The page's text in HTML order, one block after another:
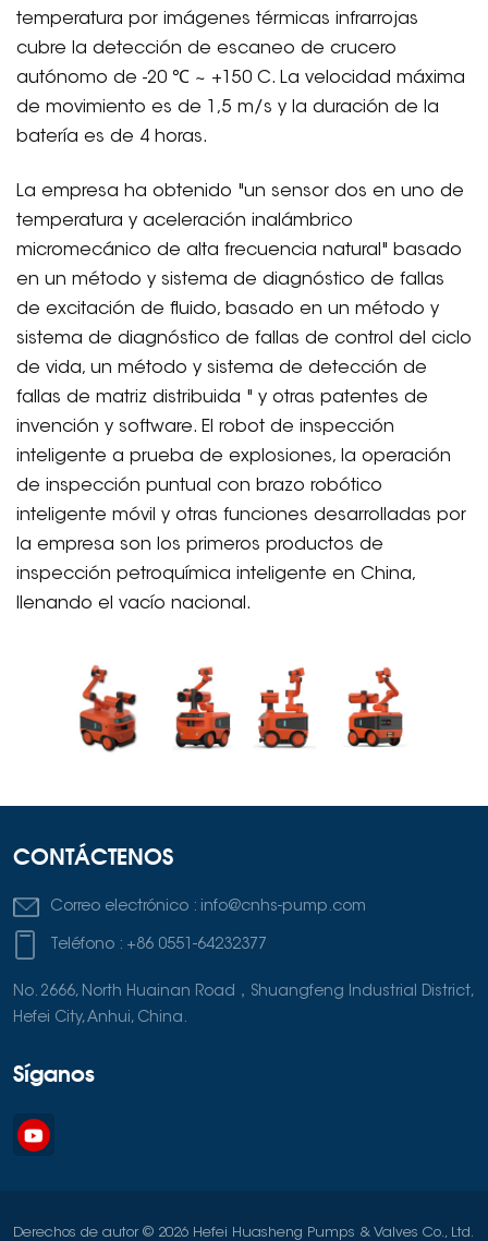
temperatura por imágenes térmicas infrarrojas
cubre la detección de escaneo de crucero
autónomo de -20 ℃ ~ +150 C. La velocidad máxima
de movimiento es de 1,5 m/s y la duración de la
batería es de 4 horas.
La empresa ha obtenido "un sensor dos en uno de
temperatura y aceleración inalámbrico
micromecánico de alta frecuencia natural" basado
en un método y sistema de diagnóstico de fallas
de excitación de fluido, basado en un método y
sistema de diagnóstico de fallas de control del ciclo
de vida, un método y sistema de detección de
fallas de matriz distribuida " y otras patentes de
invención y software. El robot de inspección
inteligente a prueba de explosiones, la operación
de inspección puntual con brazo robótico
inteligente móvil y otras funciones desarrolladas por
la empresa son los primeros productos de
inspección petroquímica inteligente en China,
llenando el vacío nacional.
CONTÁCTENOS
Correo electrónico : info@cnhs-pump.com
Teléfono : +86 0551-64232377
No. 2666, North Huainan Road，Shuangfeng Industrial District,
Hefei City, Anhui, China.
Síganos
Derechos de autor © 2026 Hefei Huasheng Pumps & Valves Co., Ltd.